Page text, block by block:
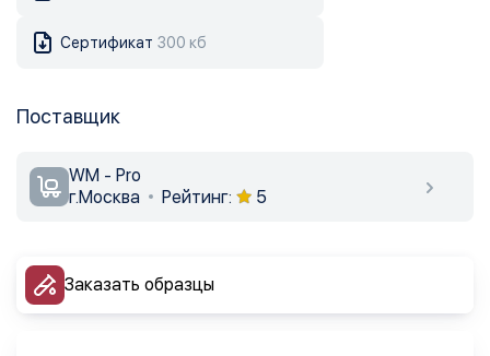
Сертификат 300 кб
Поставщик
WM - Pro
г.Москва
Рейтинг: 5
Заказать образцы